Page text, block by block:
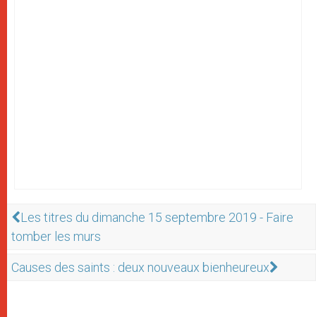
Les titres du dimanche 15 septembre 2019 - Faire
tomber les murs
Causes des saints : deux nouveaux bienheureux